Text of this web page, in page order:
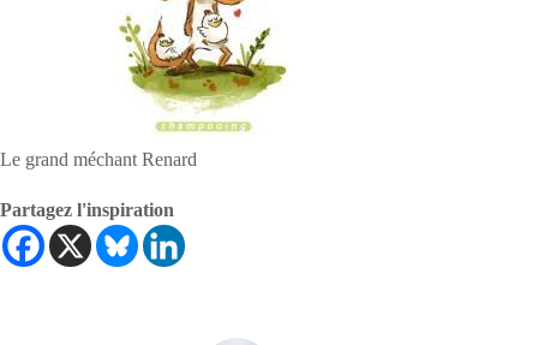
Le grand méchant Renard
Partagez l'inspiration